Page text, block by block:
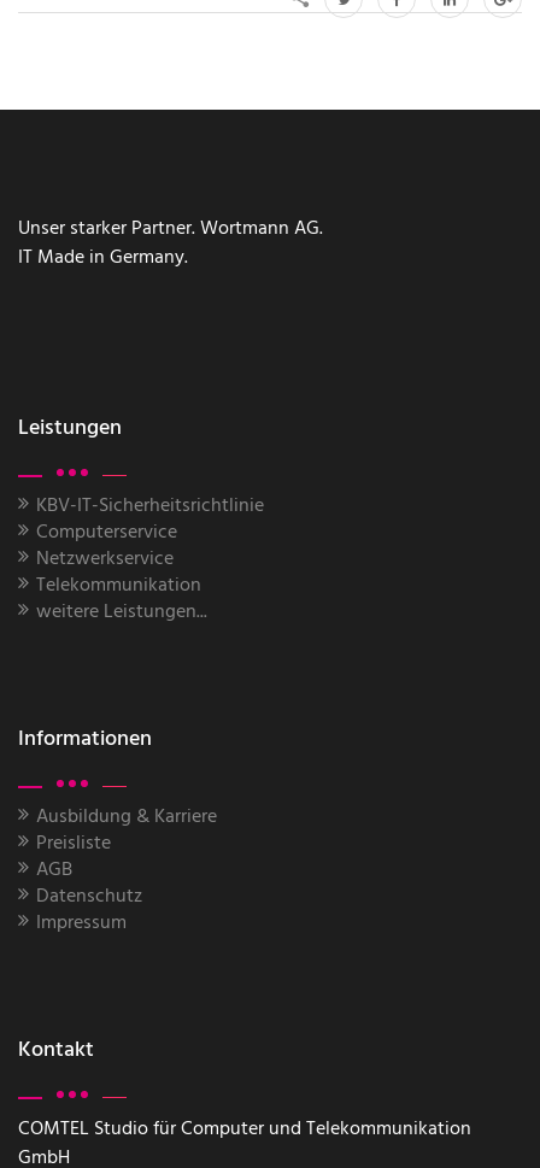
Unser starker Partner. Wortmann AG.
IT Made in Germany.
Leistungen
KBV-IT-Sicherheitsrichtlinie
Computerservice
Netzwerkservice
Telekommunikation
weitere Leistungen...
Informationen
Ausbildung & Karriere
Preisliste
AGB
Datenschutz
Impressum
Kontakt
COMTEL Studio für Computer und Telekommunikation
GmbH